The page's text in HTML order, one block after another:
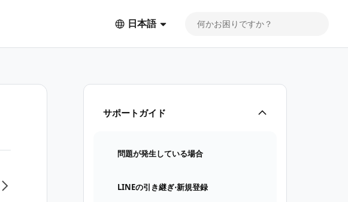
日本語
サポートガイド
問題が発生している場合
LINEの引き継ぎ⋅新規登録